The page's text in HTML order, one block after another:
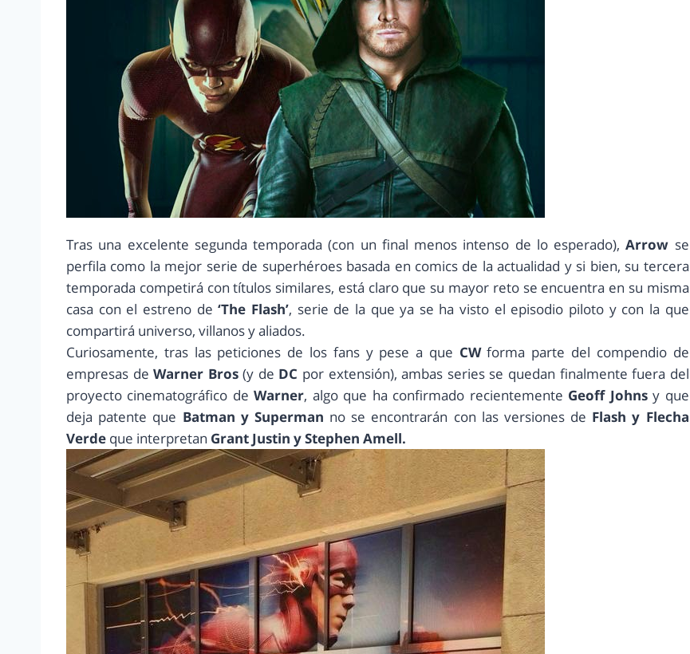
Tras una excelente segunda temporada (con un final menos intenso de lo esperado),Arrow se
perfila como la mejor serie de superhéroes basada en comics de la actualidad y si bien, su tercera
temporada competirá con títulos similares, está claro que su mayor reto se encuentra en su misma
casa con el estreno de‘The Flash’, serie de la que ya se ha visto el episodio piloto y con la que
compartirá universo, villanos y aliados.
Curiosamente, tras las peticiones de los fans y pese a que CWforma parte del compendio de
empresas deWarner Bros(y de DC por extensión), ambas series se quedan finalmente fuera del
proyecto cinematográfico deWarner, algo que ha confirmado recientemente Geoff Johnsy que
deja patente que Batman y Superman no se encontrarán con las versiones de Flash y Flecha
Verde que interpretan Grant Justin y Stephen Amell.